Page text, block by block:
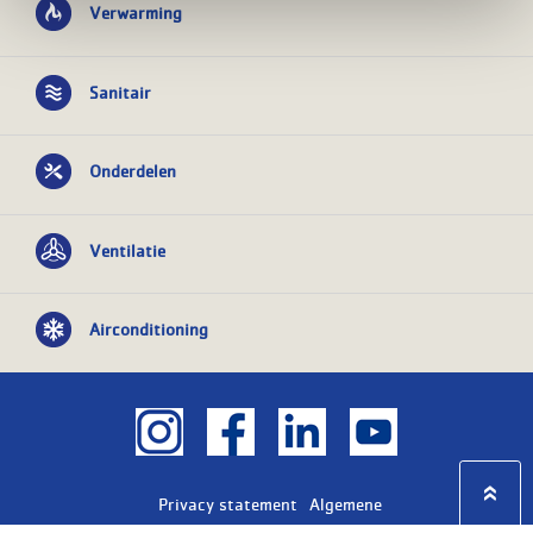
Verwarming
Sanitair
Onderdelen
Ventilatie
Airconditioning
Privacy statement
Algemene